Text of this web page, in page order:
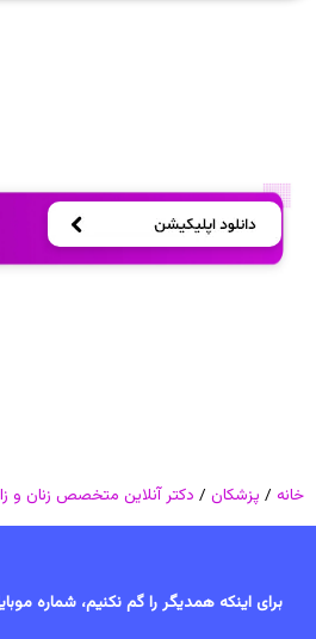
خانه / پزشکان / دکتر آنلاین متخصص زنان و
برای اینکه همدیگر را گم نکنیم، شماره